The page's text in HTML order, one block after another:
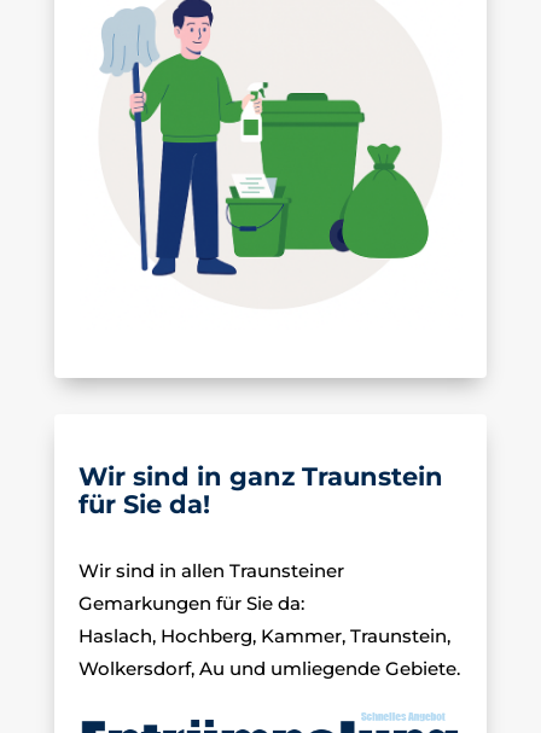
Wir sind in ganz Traunstein
für Sie da!
Wir sind in allen Traunsteiner
Gemarkungen für Sie da:
Haslach, Hochberg, Kammer, Traunstein,
Wolkersdorf, Au und umliegende Gebiete.